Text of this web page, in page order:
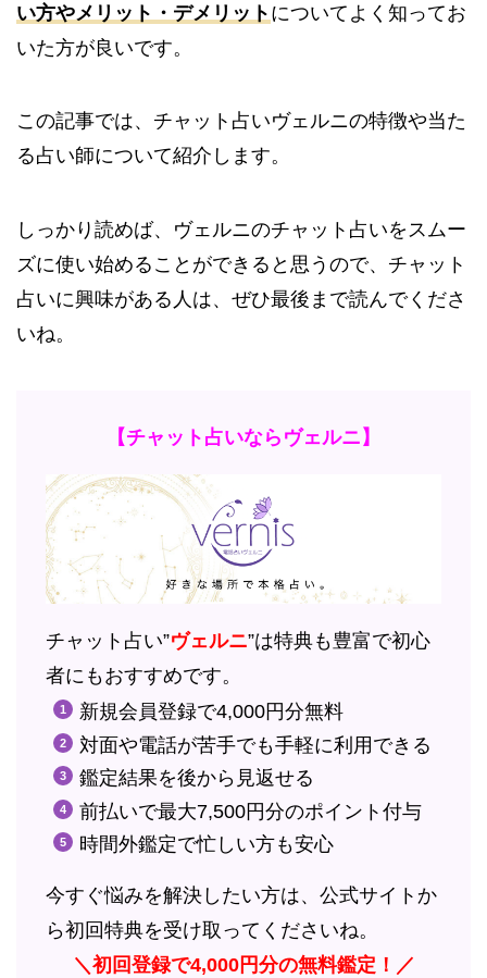
い方やメリット・デメリット についてよく知ってお
いた方が良いです。
この記事では、チャット占いヴェルニの特徴や当た
る占い師について紹介します。
しっかり読めば、ヴェルニのチャット占いをスムー
ズに使い始めることができると思うので、チャット
占いに興味がある人は、ぜひ最後まで読んでくださ
いね。
【チャット占いならヴェルニ】
チャット占い”ヴェルニ”は特典も豊富で初心
者にもおすすめです。
新規会員登録で4,000円分無料
対面や電話が苦手でも手軽に利用できる
鑑定結果を後から見返せる
前払いで最大7,500円分のポイント付与
時間外鑑定で忙しい方も安心
今すぐ悩みを解決したい方は、公式サイトか
ら初回特典を受け取ってくださいね。
＼初回登録で4,000円分の無料鑑定！／